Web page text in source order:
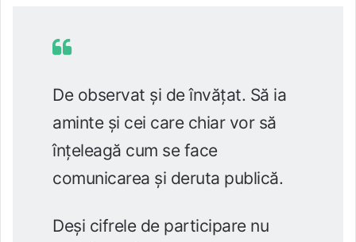
De observat și de învățat. Să ia
aminte și cei care chiar vor să
înțeleagă cum se face
comunicarea și deruta publică.
Deși cifrele de participare nu